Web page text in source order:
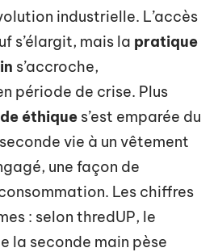
industrielle. L’accès
s’élargit, mais la pratique
s’accroche,
période de crise. Plus
éthique s’est emparée du
vie à un vêtement
une façon de
Les chiffres
: selon thredUP, le
la seconde main pèse